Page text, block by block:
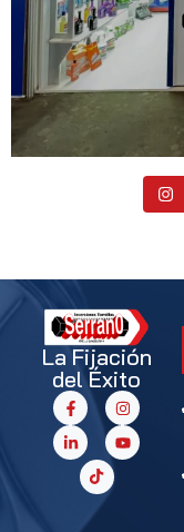
La Fijación
del Éxito